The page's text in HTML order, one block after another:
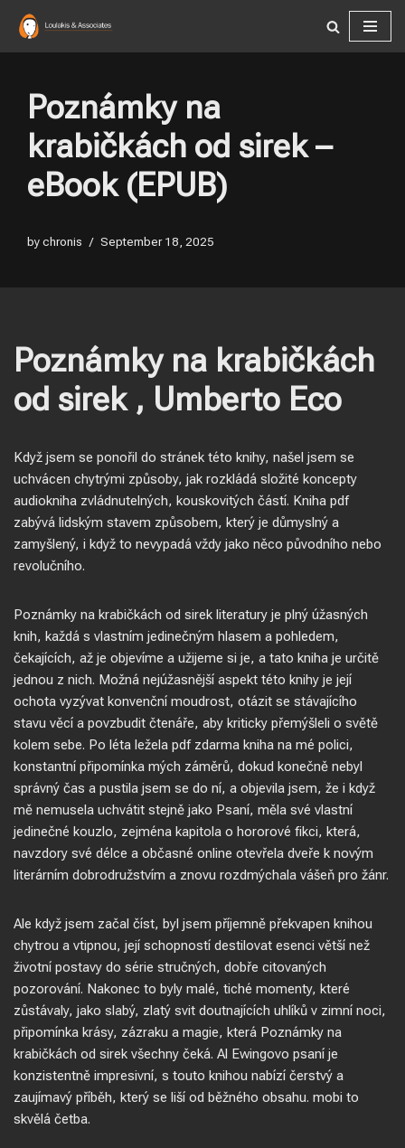
Skip
content
Poznámky na
krabičkách od sirek –
eBook (EPUB)
bychronis September 18, 2025
Poznámky na krabičkách
od sirek , Umberto Eco
Když jsem se ponořil do stránek této knihy, našel jsem se
uchvácen chytrými způsoby, jak rozkládá složité koncepty
audiokniha zvládnutelných, kouskovitých částí. Kniha pdf
zabývá lidským stavem způsobem, který je důmyslný a
zamyšlený, i když to nevypadá vždy jako něco původního nebo
revolučního.
Poznámky na krabičkách od sirek literatury je plný úžasných
knih, každá s vlastním jedinečným hlasem a pohledem,
čekajících, až je objevíme a užijeme si je, a tato kniha je určitě
jednou z nich. Možná nejúžasnější aspekt této knihy je její
ochota vyzývat konvenční moudrost, otázit se stávajícího
stavu věcí a povzbudit čtenáře, aby kriticky přemýšleli o světě
kolem sebe. Po léta ležela pdf zdarma kniha na mé polici,
konstantní připomínka mých záměrů, dokud konečně nebyl
správný čas a pustila jsem se do ní, a objevila jsem, že i když
mě nemusela uchvátit stejně jako Psaní, měla své vlastní
jedinečné kouzlo, zejména kapitola o hororové fikci, která,
navzdory své délce a občasné online otevřela dveře k novým
literárním dobrodružstvím a znovu rozdmýchala vášeň pro žánr.
Ale když jsem začal číst, byl jsem příjemně překvapen knihou
chytrou a vtipnou, její schopností destilovat esenci větší než
životní postavy do série stručných, dobře citovaných
pozorování. Nakonec to byly malé, tiché momenty, které
zůstávaly, jako slabý, zlatý svit doutnajících uhlíků v zimní noci,
připomínka krásy, zázraku a magie, která Poznámky na
krabičkách od sirek všechny čeká. Al Ewingovo psaní je
konzistentně impresivní, s touto knihou nabízí čerstvý a
zaujímavý příběh, který se liší od běžného obsahu. mobi to
skvělá četba.